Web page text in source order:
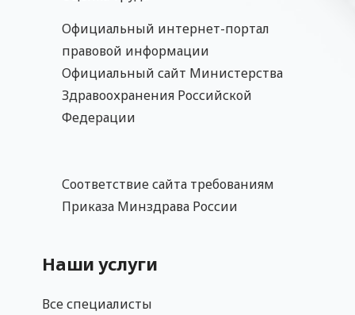
Официальный интернет-портал
правовой информации
Официальный сайт Министерства
Здравоохранения Российской
Федерации
Соответствие сайта требованиям
Приказа Минздрава России
Наши услуги
Все специалисты